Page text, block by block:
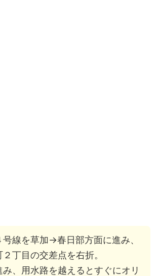
号線を草加→春日部方面に進み、
丁目の交差点を右折。
み、用水路を越えるとすぐにオリ